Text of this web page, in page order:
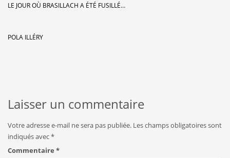
LE JOUR OÙ BRASILLACH A ÉTÉ FUSILLÉ…
POLA ILLÉRY
Laisser un commentaire
Votre adresse e-mail ne sera pas publiée. Les champs obligatoires sont
indiqués avec*
Commentaire *